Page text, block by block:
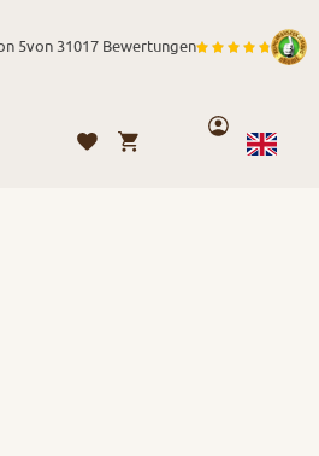
5von 31017 Bewertungen
WishlistMy Cart
Account
Language
English